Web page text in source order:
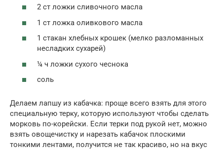
2 ст ложки сливочного масла
1 ст ложка оливкового масла
1 стакан хлебных крошек (мелко разломанных
несладких сухарей)
¼ ч ложки сухого чеснока
соль
Делаем лапшу из кабачка: проще всего взять для этого
специальную терку, которую используют чтобы сделать
морковь по-корейски. Если терки под рукой нет, можно
взять овощечистку и нарезать кабачок плоскими
тонкими лентами, получится не так красиво, но на вкус